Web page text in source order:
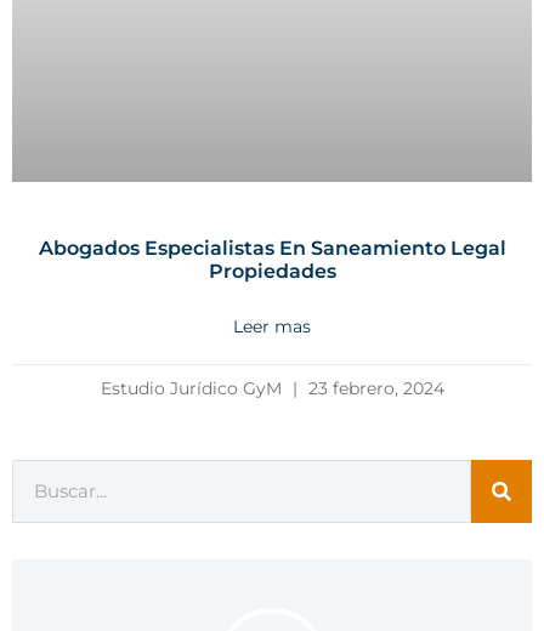
Abogados Especialistas En Saneamiento Legal
Propiedades
Leer mas
Estudio Jurídico GyM 23 febrero, 2024